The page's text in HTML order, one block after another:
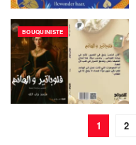
BOUQUINISTE
1 2